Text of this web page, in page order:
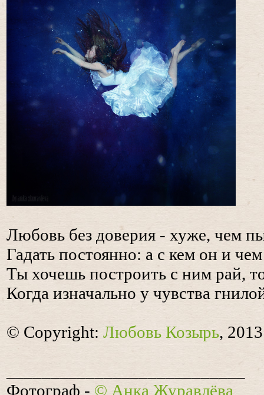
Любовь без доверия - хуже, чем
Гадать постоянно: а с кем он и
Ты хочешь построить с ним рай,
Когда изначально у чувства
© Copyright: Любовь Козырь, 2013
Фотограф - © Анка Журавлёва